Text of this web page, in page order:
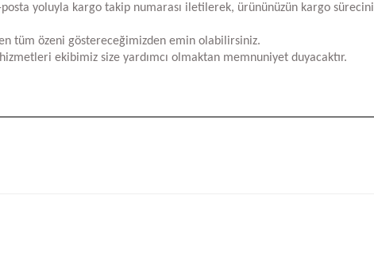
yoluyla kargo takip numarası iletilerek, ürününüzün kargo
tüm özeni göstereceğimizden emin olabilirsiniz.
ekibimiz size yardımcı olmaktan memnuniyet duyacaktır.